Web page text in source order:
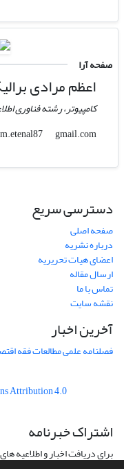
صفحه آرا
اعظم مرادی
کامپیوتر، رشته فناوری
m.etenal87
gmail.com
دسترسی سریع
صفحه اصلی
درباره نشریه
اعضای هیات تحریریه
ارسال مقاله
تماس با ما
نقشه سایت
آخرین اخبار
فصلنامه علمی مطالعات فقه
Attribution 4.0
اشتراک خبرنامه
برای دریافت اخبار و